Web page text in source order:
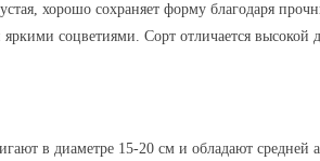
хорошо сохраняет форму благодаря
соцветиями. Сорт отличается высокой
в диаметре 15-20 см и обладают средней